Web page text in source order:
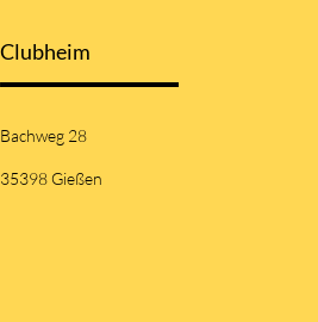
Clubheim
Bachweg 28
35398 Gießen